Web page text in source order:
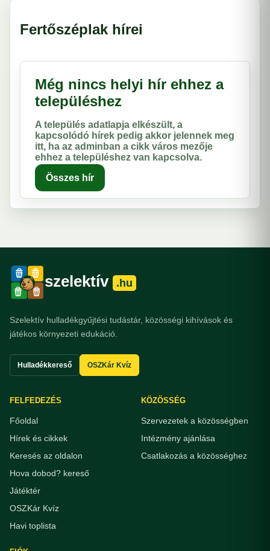
Fertőszéplak hírei
Még nincs helyi hír ehhez a
településhez
A település adatlapja elkészült, a
kapcsolódó hírek pedig akkor jelennek meg
itt, ha az adminban a cikk város mezője
ehhez a településhez van kapcsolva.
Összes hír
szelektív .hu
Szelektív hulladékgyűjtési tudástár, közösségi kihívások és
játékos környezeti edukáció.
Hulladékkereső OSZKár Kvíz
FELFEDEZÉS
Főoldal
Hírek és cikkek
Keresés az oldalon
Hova dobod? kereső
Játéktér
OSZKár Kvíz
Havi toplista
KÖZÖSSÉG
Szervezetek a közösségben
Intézmény ajánlása
Csatlakozás a közösséghez